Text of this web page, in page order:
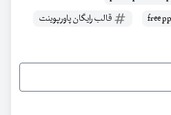
قالب رایگان پاورپوینت